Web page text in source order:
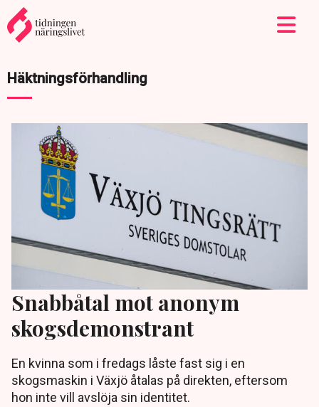
Häktningsförhandling
Snabbåtal mot anonym
skogsdemonstrant
En kvinna som i fredags låste fast sig i en
skogsmaskin i Växjö åtalas på direkten, eftersom
hon inte vill avslöja sin identitet.